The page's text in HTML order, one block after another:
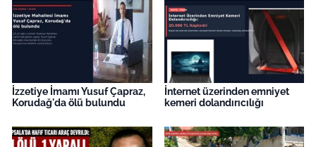
İzzetiye İmamı Yusuf Çapraz,
Korudağ'da ölü bulundu
İnternet üzerinden emniyet
kemeri dolandırıcılığı